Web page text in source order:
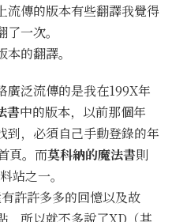
流傳的版本有些翻譯我覺得
一次。
的翻譯。
廣泛流傳的是我在199X年
書中的版本，以前那個年
到，必須自己手動登錄的年
頁。而莫科納的魔法書則
站之一。
許許多多的回憶以及故
，所以就不多說了XD（其